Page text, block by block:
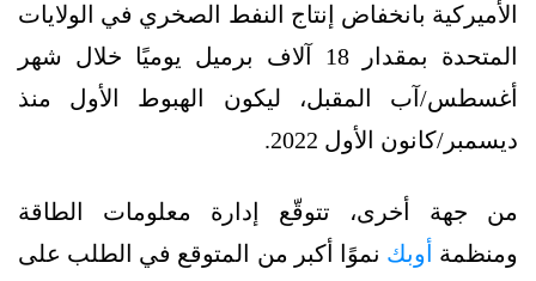
الأميركية بانخفاض إنتاج النفط الصخري في الولايات
المتحدة بمقدار 18 آلاف برميل يوميًا خلال شهر
أغسطس/آب المقبل، ليكون الهبوط الأول منذ
ديسمبر/كانون الأول 2022.
من جهة أخرى، تتوقّع إدارة معلومات الطاقة
ومنظمة أوبك نموًا أكبر من المتوقع في الطلب على